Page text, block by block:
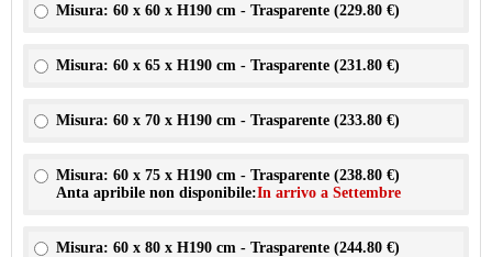
Misura: 60 x 60 x H190 cm - Trasparente (229.80 €)
Misura: 60 x 65 x H190 cm - Trasparente (231.80 €)
Misura: 60 x 70 x H190 cm - Trasparente (233.80 €)
Misura: 60 x 75 x H190 cm - Trasparente (238.80 €)
Anta apribile non disponibile:In arrivo a Settembre
Misura: 60 x 80 x H190 cm - Trasparente (244.80 €)